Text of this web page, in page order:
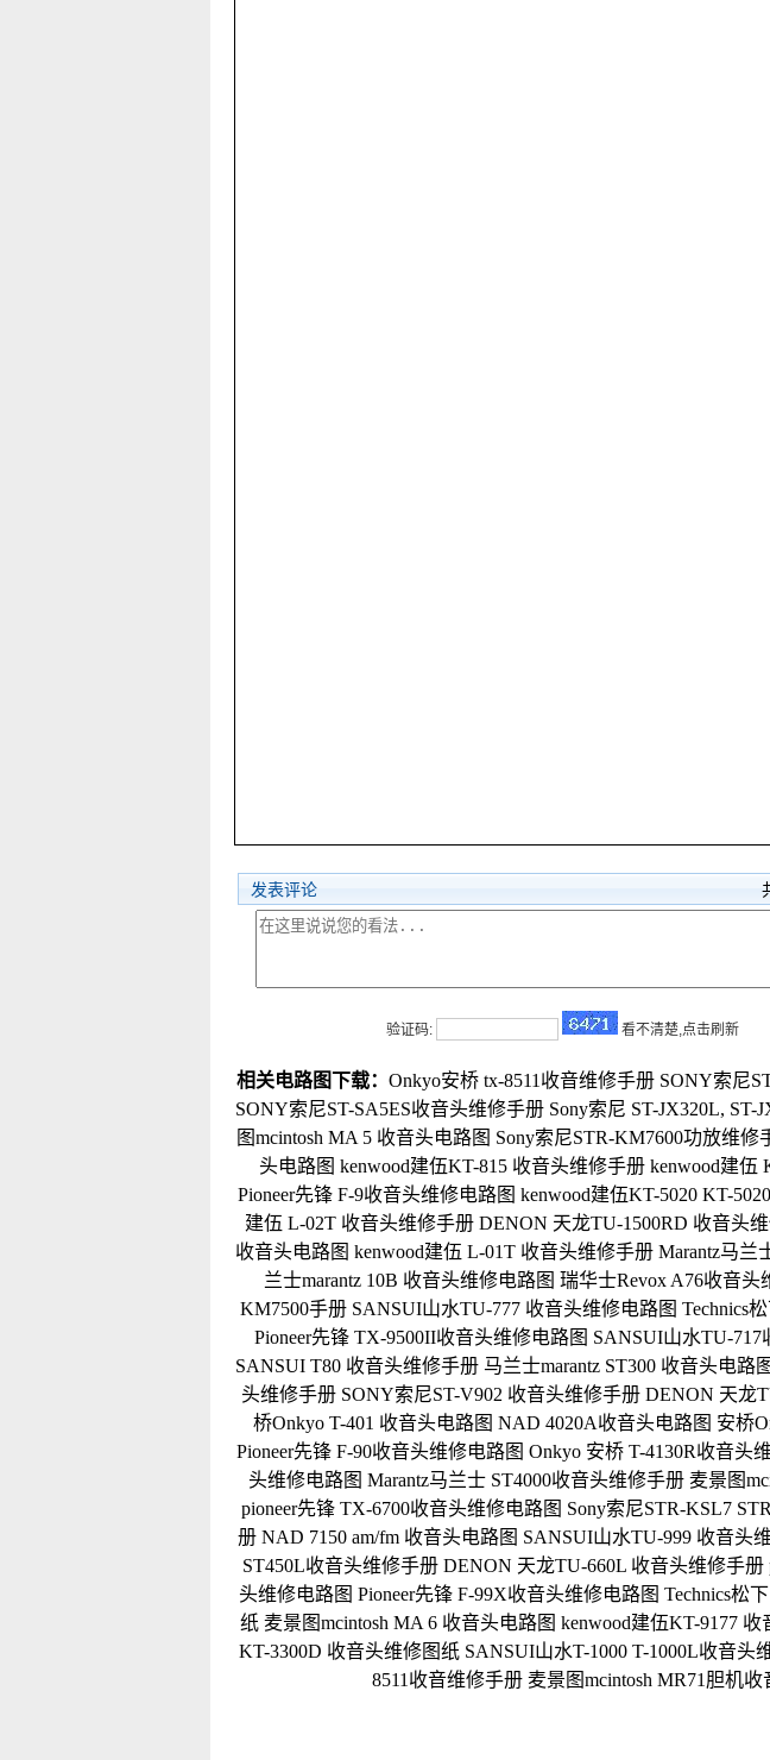
发表评论
验证码: 看不清楚,点击刷新
相关电路图下载： Onkyo安桥 tx-8511收音维修手册 SONY索尼
SONY索尼ST-SA5ES收音头维修手册 Sony索尼 ST-JX320L,
图mcintosh MA 5 收音头电路图 Sony索尼STR-KM7600功放维修
头电路图 kenwood建伍KT-815 收音头维修手册 kenwood建伍
Pioneer先锋 F-9收音头维修电路图 kenwood建伍KT-5020 KT-
建伍 L-02T 收音头维修手册 DENON 天龙TU-1500RD 收音头
收音头电路图 kenwood建伍 L-01T 收音头维修手册 Marantz马兰
兰士marantz 10B 收音头维修电路图 瑞华士Revox A76收音头
KM7500手册 SANSUI山水TU-777 收音头维修电路图 Technics
Pioneer先锋 TX-9500II收音头维修电路图 SANSUI山水TU-
SANSUI T80 收音头维修手册 马兰士marantz ST300 收音头电路图
头维修手册 SONY索尼ST-V902 收音头维修手册 DENON 天龙
桥Onkyo T-401 收音头电路图 NAD 4020A收音头电路图 安桥
Pioneer先锋 F-90收音头维修电路图 Onkyo 安桥 T-4130R收音头
头维修电路图 Marantz马兰士 ST4000收音头维修手册 麦景图
pioneer先锋 TX-6700收音头维修电路图 Sony索尼STR-KSL7
册 NAD 7150 am/fm 收音头电路图 SANSUI山水TU-999 收音头
ST450L收音头维修手册 DENON 天龙TU-660L 收音头维修手册
头维修电路图 Pioneer先锋 F-99X收音头维修电路图 Technics松
纸 麦景图mcintosh MA 6 收音头电路图 kenwood建伍KT-9177
KT-3300D 收音头维修图纸 SANSUI山水T-1000 T-1000L收音头
8511收音维修手册 麦景图mcintosh MR71胆机收